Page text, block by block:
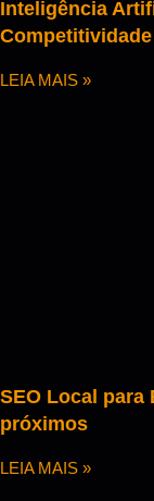
Inteligência
Competitividade
LEIA MAIS »
SEO Local para
próximos
LEIA MAIS »